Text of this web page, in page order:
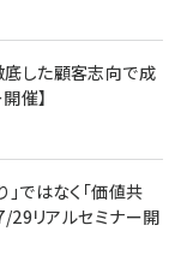
底した顧客志向で成
催】
ではなく「価値共
29リアルセミナー開